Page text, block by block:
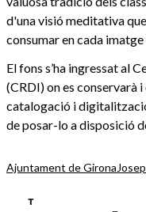
d'una visió meditativa
consumar en cada
El fons s’ha ingressat al
(CRDI) on es conservarà
catalogació i
de posar-lo a disposició
Ajuntament de Girona